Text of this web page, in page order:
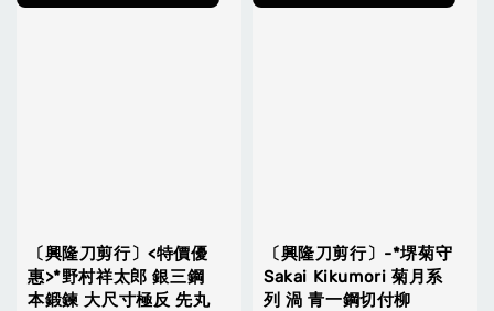
〔興隆刀剪行〕<特價優
惠>*野村祥太郎 銀三鋼
本鍛鍊 大尺寸極反 先丸
〔興隆刀剪行〕-*堺菊守
Sakai Kikumori 菊月系
列 渦 青一鋼切付柳